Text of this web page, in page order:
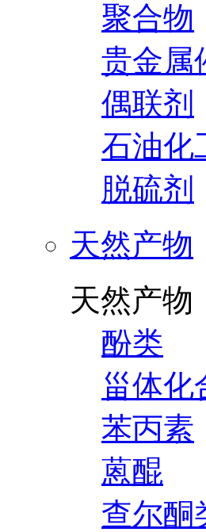
聚合物
贵金属
偶联剂
石油化
脱硫剂
天然产物
天然产物
酚类
甾体化
苯丙素
蒽醌
查尔酮